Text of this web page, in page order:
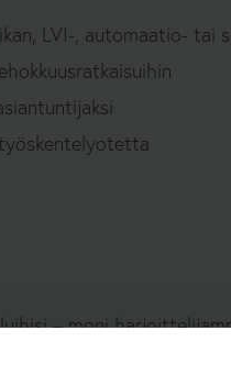
LVI-, automaatio- tai
– moni